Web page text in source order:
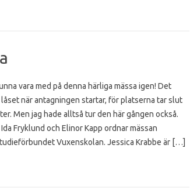
vara med på denna härliga mässa igen! Det
när antagningen startar, för platserna tar slut
Men jag hade alltså tur den här gången också.
Fryklund och Elinor Kapp ordnar mässan
Vuxenskolan. Jessica Krabbe är […]